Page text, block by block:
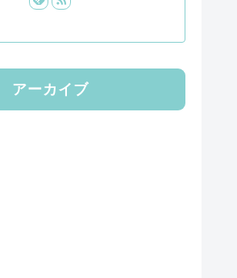
アーカイブ